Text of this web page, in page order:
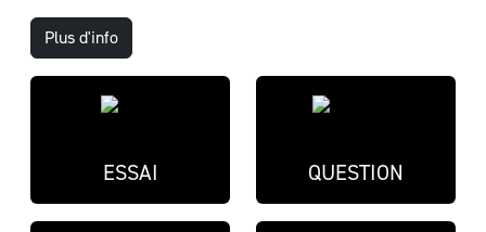
Plus d'info
ESSAI QUESTION